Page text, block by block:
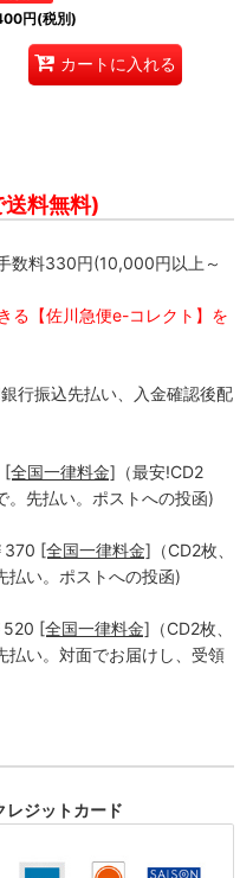
円(税別)
カートに入れる
料無料)
数料330円(10,000円以上～
る【佐川急便e-コレクト】を
行振込先払い、入金確認後配
[全国一律料金] （最安!CD2
。先払い。ポストへの投函)
370 [全国一律料金] （CD2枚、
払い。ポストへの投函)
520 [全国一律料金] （CD2枚、
払い。対面でお届けし、受領
レジットカード